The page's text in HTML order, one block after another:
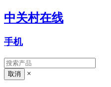
中关村在线
手机
×